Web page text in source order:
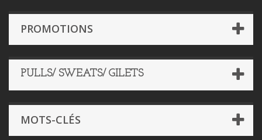
PROMOTIONS
PULLS/ SWEATS/ GILETS
MOTS-CLÉS